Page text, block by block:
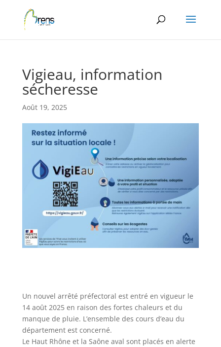
Vigieau, information
sécheresse
Août 19, 2025
Un nouvel arrêté préfectoral est entré en vigueur le
14 août 2025 en raison des fortes chaleurs et du
manque de pluie. L’ensemble des cours d’eau du
département est concerné.
Le Haut Rhône et la Saône aval sont placés en alerte